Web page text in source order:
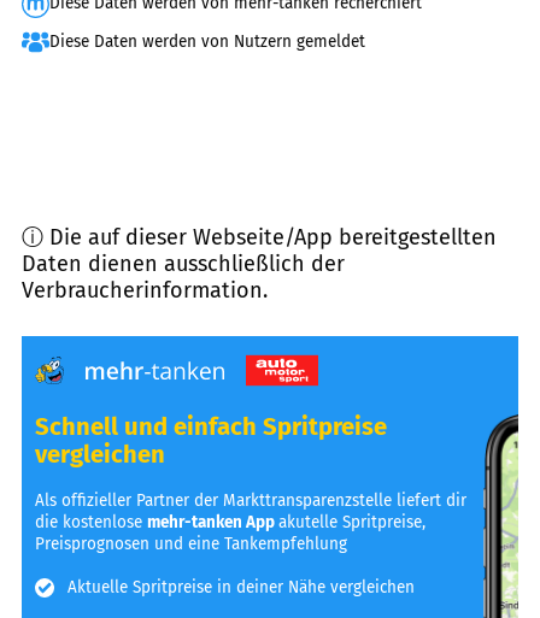
Diese Daten werden von Nutzern gemeldet
ⓘ Die auf dieser Webseite/App bereitgestellten
Daten dienen ausschließlich der
Verbraucherinformation.
Schnell und einfach Spritpreise
vergleichen
Als offizieller Partner der Markttransparenzstelle liefert dir
die kostenlosemehr-tanken Appakutelle Spritpreise,
Preisprognosen und eine Tankempfehlung
Aktuelle Spritpreise in deiner Nähe vergleichen